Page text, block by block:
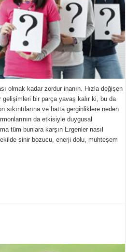
olmak kadar zordur inanın. Hızla değişen
bir parça yavaş kalır ki, bu da
sıkıntılarına ve hatta gerginliklere neden
da etkisiyle duygusal
tüm bunlara karşın Ergenler nasıl
sinir bozucu, enerji dolu, muhteşem